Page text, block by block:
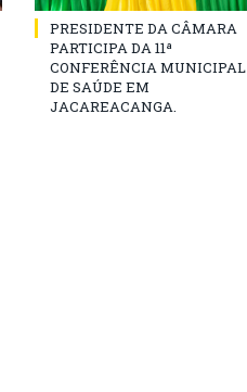
PRESIDENTE DA CÂMARA
PARTICIPA DA 11ª
CONFERÊNCIA MUNICIPAL
DE SAÚDE EM
JACAREACANGA.